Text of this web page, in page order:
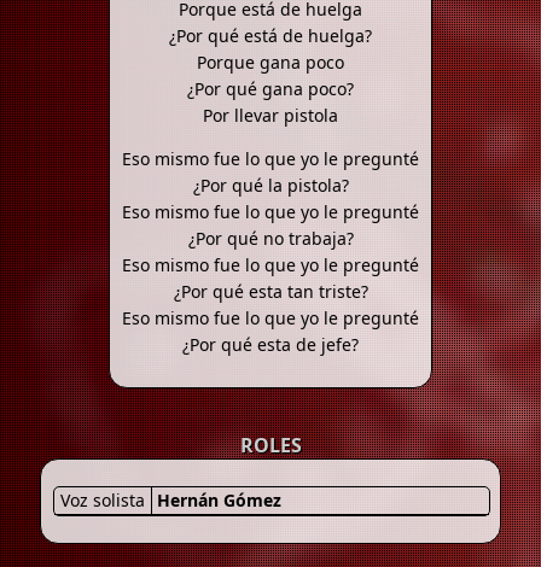
Porque está de huelga
¿Por qué está de huelga?
Porque gana poco
¿Por qué gana poco?
Por llevar pistola
Eso mismo fue lo que yo le pregunté
¿Por qué la pistola?
Eso mismo fue lo que yo le pregunté
¿Por qué no trabaja?
Eso mismo fue lo que yo le pregunté
¿Por qué esta tan triste?
Eso mismo fue lo que yo le pregunté
¿Por qué esta de jefe?
ROLES
Voz solista Hernán Gómez